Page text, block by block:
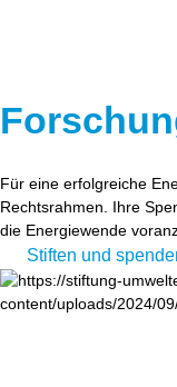
Für eine erfolgreiche
Rechtsrahmen. Ihre
die Energiewende
Stiften und